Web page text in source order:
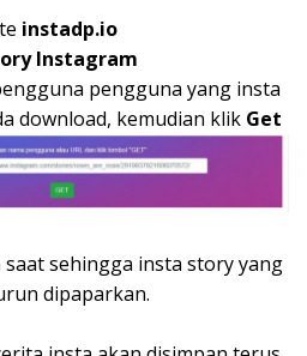
instadp.io
Instagram
pengguna yang insta
download, kemudian klik Get
sehingga insta story yang
dipaparkan.